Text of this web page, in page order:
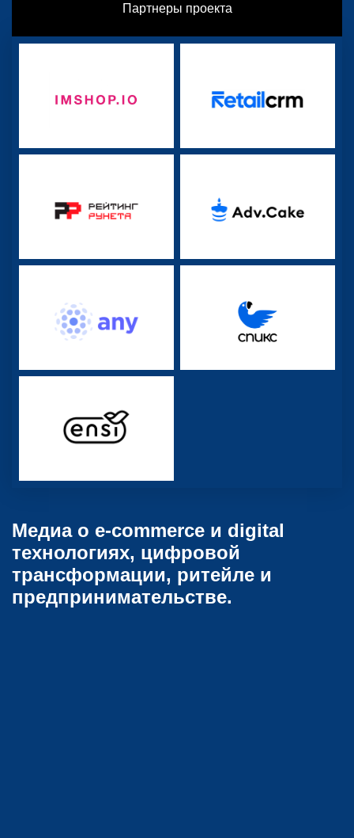
Партнеры проекта
Медиа о e-commerce и digital
технологиях, цифровой
трансформации, ритейле и
предпринимательстве.